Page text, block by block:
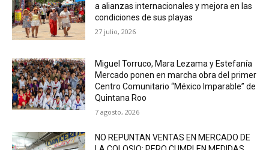
a alianzas internacionales y mejora en las
condiciones de sus playas
27 julio, 2026
Miguel Torruco, Mara Lezama y Estefanía
Mercado ponen en marcha obra del primer
Centro Comunitario “México Imparable” de
Quintana Roo
7 agosto, 2026
NO REPUNTAN VENTAS EN MERCADO DE